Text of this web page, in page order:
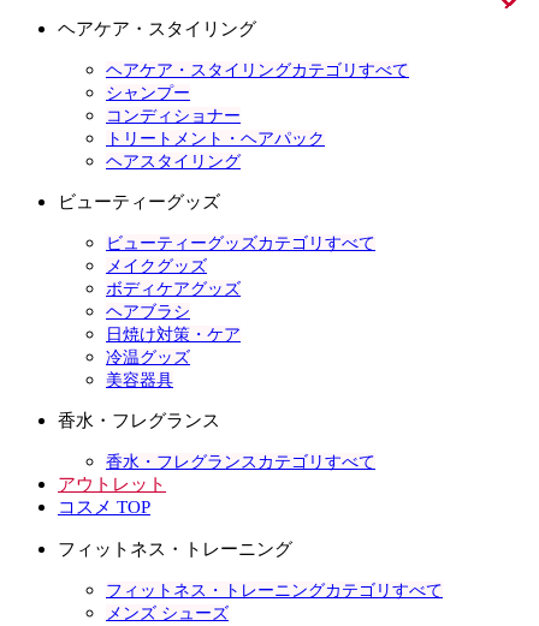
ヘアケア・スタイリング
ヘアケア・スタイリングカテゴリすべて
シャンプー
コンディショナー
トリートメント・ヘアパック
ヘアスタイリング
ビューティーグッズ
ビューティーグッズカテゴリすべて
メイクグッズ
ボディケアグッズ
ヘアブラシ
日焼け対策・ケア
冷温グッズ
美容器具
香水・フレグランス
香水・フレグランスカテゴリすべて
アウトレット
コスメ TOP
フィットネス・トレーニング
フィットネス・トレーニングカテゴリすべて
メンズ シューズ